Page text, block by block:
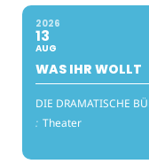
2026
13
AUG
WAS IHR WOLLT
DIE DRAMATISCHE
: Theater